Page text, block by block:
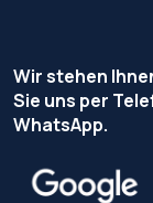
Wir stehen
Sie uns per
WhatsApp.